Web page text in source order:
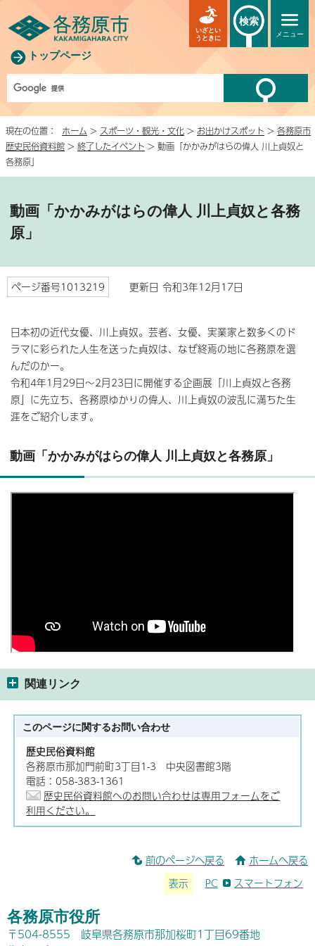
トップページ
メニュー
いざとい
うときに
検索
現在の位置： ホーム > スポーツ・観光・文化 > お出かけスポット > 各務原市
歴史民俗資料館 > 終了したイベント > 動画「かかみがはらの偉人 川上貞奴と
各務原」
動画「かかみがはらの偉人 川上貞奴と各務
原」
ページ番号1013219 更新日 令和3年12月17日
日本初の近代女優、川上貞奴。芸者、女優、実業家と数多くのド
ラマに彩られた人生を送った貞奴は、なぜ終焉の地に各務原を選
んだのかー。
令和4年1月29日～2月23日に開催する企画展「川上貞奴と各務
原」に先立ち、各務原ゆかりの偉人、川上貞奴の波乱に満ちた生
涯をご紹介します。
動画「かかみがはらの偉人 川上貞奴と各務原」
関連リンク
このページに関するお問い合わせ
歴史民俗資料館
各務原市那加門前町3丁目1-3 中央図書館3階
電話：058-383-1361
歴史民俗資料館へのお問い合わせは専用フォームをご
利用ください。
前のページへ戻る ホームへ戻る
表示 PC スマートフォン
各務原市役所
〒504-8555 岐阜県各務原市那加桜町1丁目69番地